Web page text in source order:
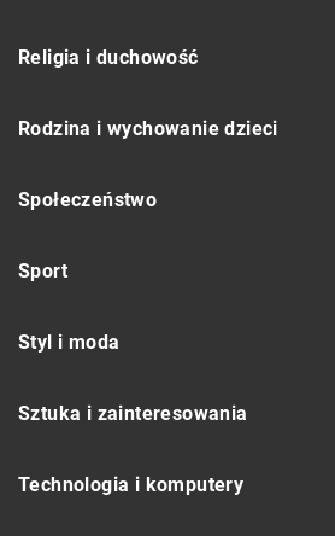
Religia i duchowość
Rodzina i wychowanie dzieci
Społeczeństwo
Sport
Styl i moda
Sztuka i zainteresowania
Technologia i komputery